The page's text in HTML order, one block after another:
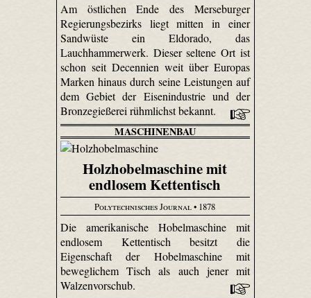
Am östlichen Ende des Merseburger
Regierungsbezirks liegt mitten in einer
Sandwüste ein Eldorado, das
Lauchhammerwerk. Dieser seltene Ort ist
schon seit Decennien weit über Europas
Marken hinaus durch seine Leistungen auf
dem Gebiet der Eisenindustrie und der
Bronzegießerei rühmlichst bekannt.
MASCHINENBAU
Holzhobelmaschine mit
endlosem Kettentisch
Polytechnisches Journal• 1878
Die amerikanische Hobelmaschine mit
endlosem Kettentisch besitzt die
Eigenschaft der Hobelmaschine mit
beweglichem Tisch als auch jener mit
Walzenvorschub.